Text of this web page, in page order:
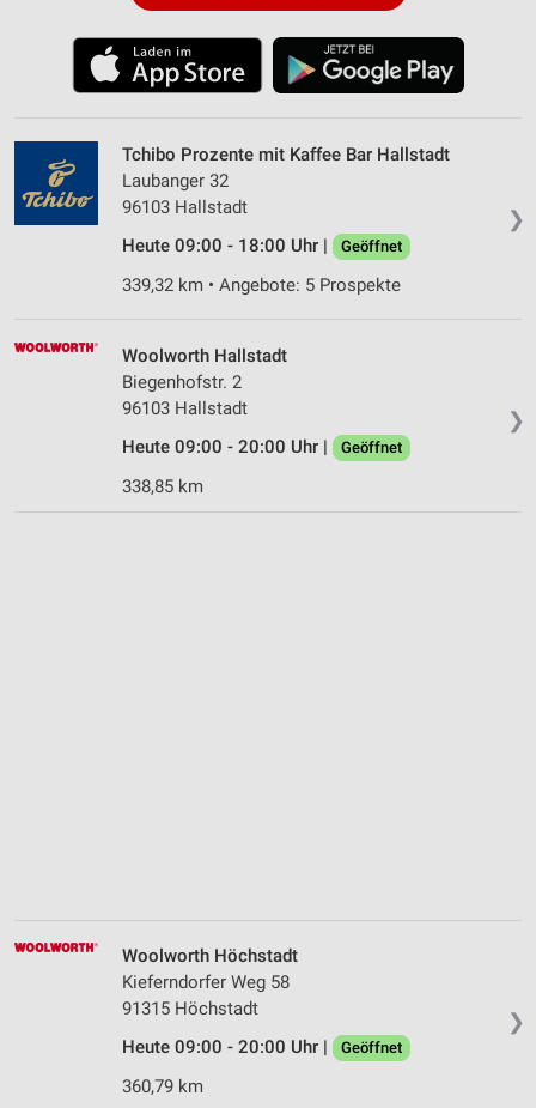
❯
Tchibo Prozente mit Kaffee Bar Hallstadt
Laubanger 32
96103 Hallstadt
Heute 09:00 - 18:00 Uhr |
Geöffnet
339,32 km • Angebote: 5 Prospekte
❯
Woolworth Hallstadt
Biegenhofstr. 2
96103 Hallstadt
Heute 09:00 - 20:00 Uhr |
Geöffnet
338,85 km
❯
Woolworth Höchstadt
Kieferndorfer Weg 58
91315 Höchstadt
Heute 09:00 - 20:00 Uhr |
Geöffnet
360,79 km